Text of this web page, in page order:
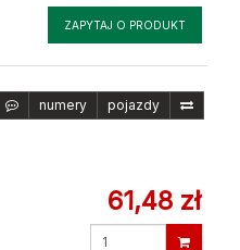
ZAPYTAJ O PRODUKT
numery pojazdy
61,48 zł
Wprowadź